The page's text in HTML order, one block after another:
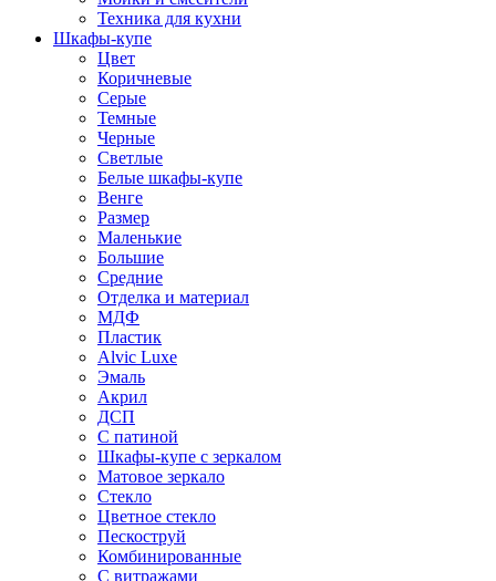
Техника для кухни
Шкафы-купе
Цвет
Коричневые
Серые
Темные
Черные
Светлые
Белые шкафы-купе
Венге
Размер
Маленькие
Большие
Средние
Отделка и материал
МДФ
Пластик
Alvic Luxe
Эмаль
Акрил
ДСП
С патиной
Шкафы-купе с зеркалом
Матовое зеркало
Стекло
Цветное стекло
Пескоструй
Комбинированные
С витражами